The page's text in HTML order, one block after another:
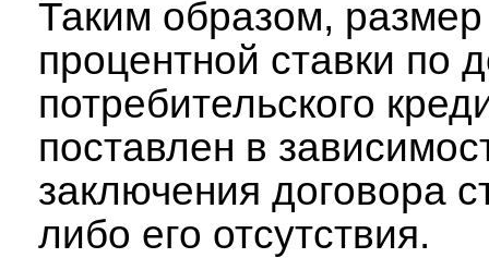
Таким образом, размер
процентной ставки по
потребительского
поставлен в
заключения договора
либо его отсутствия.